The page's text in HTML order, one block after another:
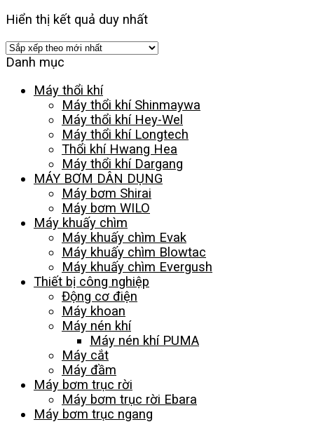
Hiển thị kết quả duy nhất
Danh mục
Máy thổi khí
Máy thổi khí Shinmaywa
Máy thổi khí Hey-Wel
Máy thổi khí Longtech
Thổi khí Hwang Hea
Máy thổi khí Dargang
MÁY BƠM DÂN DỤNG
Máy bơm Shirai
Máy bơm WILO
Máy khuấy chìm
Máy khuấy chìm Evak
Máy khuấy chìm Blowtac
Máy khuấy chìm Evergush
Thiết bị công nghiệp
Động cơ điện
Máy khoan
Máy nén khí
Máy nén khí PUMA
Máy cắt
Máy đầm
Máy bơm trục rời
Máy bơm trục rời Ebara
Máy bơm trục ngang